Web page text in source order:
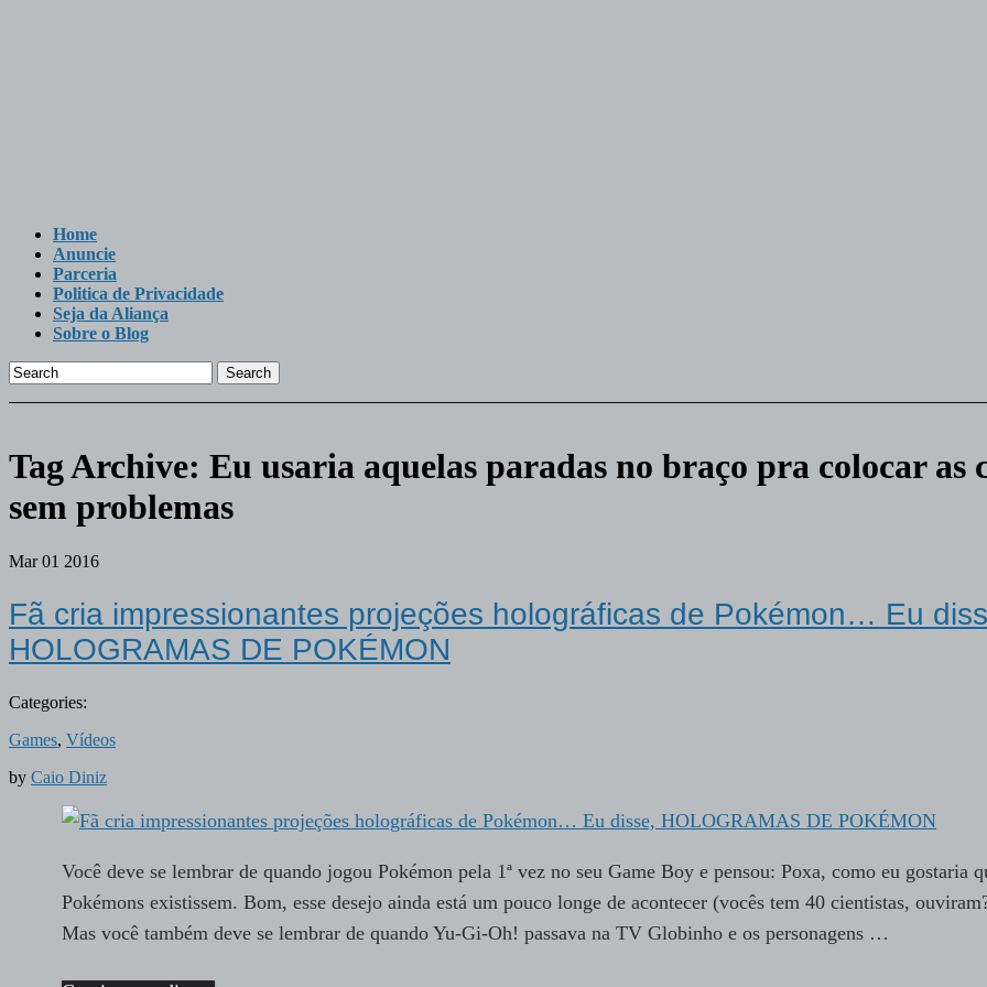
Home
Anuncie
Parceria
Politica de Privacidade
Seja da Aliança
Sobre o Blog
Search
Tag Archive: Eu usaria aquelas paradas no braço pra colocar as
sem problemas
Mar 01 2016
Fã cria impressionantes projeções holográficas de Pokémon… Eu
HOLOGRAMAS DE POKÉMON
Categories:
Games, Vídeos
by Caio Diniz
Você deve se lembrar de quando jogou Pokémon pela 1ª vez no seu Game Boy e pensou: Poxa, como eu gostaria
Pokémons existissem. Bom, esse desejo ainda está um pouco longe de acontecer (vocês tem 40 cientistas,
Mas você também deve se lembrar de quando Yu-Gi-Oh! passava na TV Globinho e os personagens …